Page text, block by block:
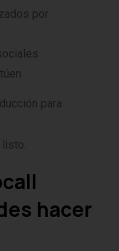
por
para
hacer